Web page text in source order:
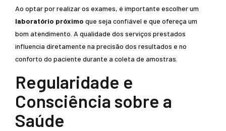
Ao optar por realizar os exames, é importante escolher um
laboratório próximo que seja confiável e que ofereça um
bom atendimento. A qualidade dos serviços prestados
influencia diretamente na precisão dos resultados e no
conforto do paciente durante a coleta de amostras.
Regularidade e
Consciência sobre a
Saúde